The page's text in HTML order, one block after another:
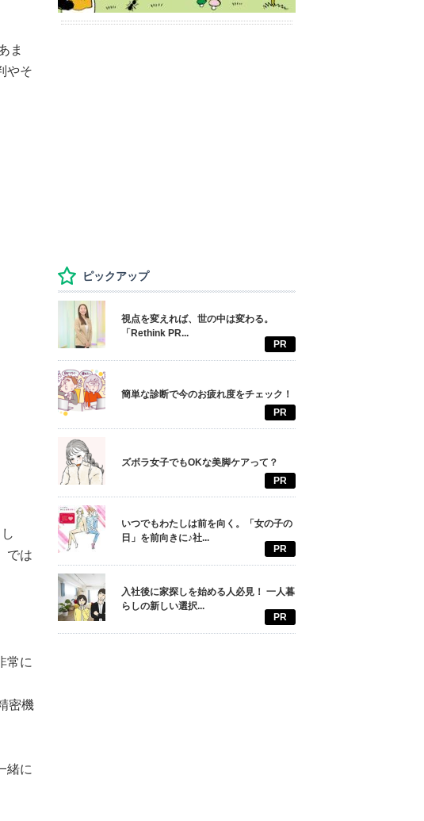
ま
やそ
では
常に
密機
緒に
ピックアップ
視点を変えれば、世の中は変わる。
「Rethink PR...
PR
簡単な診断で今のお疲れ度をチェック！
PR
ズボラ女子でもOKな美脚ケアって？
PR
いつでもわたしは前を向く。「女の子の
日」を前向きに♪社...
PR
入社後に家探しを始める人必見！ 一人暮
らしの新しい選択...
PR